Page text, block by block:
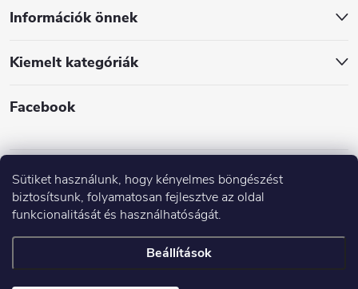
Sütiket használunk, hogy kényelmes böngészést
biztosítsunk, folyamatosan fejlesztve az oldal
funkcionalitását és használhatóságát.
Beállítások
Információk önnek
Kiemelt kategóriák
Facebook
Árak és paraméterek összehasonlítása az Árukeresőn